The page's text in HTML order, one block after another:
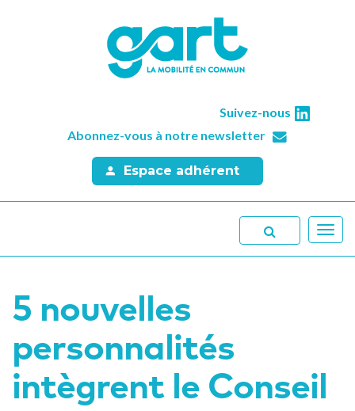
Suivez-nous
Abonnez-vous à notre newsletter
Espace adhérent
5 nouvelles
personnalités
intègrent le Conseil